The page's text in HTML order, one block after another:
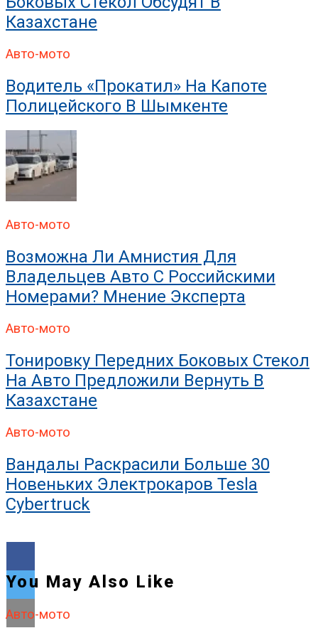
Казахстане
Авто-мото
Водитель «прокатил» На Капоте
Полицейского В Шымкенте
Авто-мото
Возможна Ли Амнистия Для
Владельцев Авто С Российскими
Номерами? Мнение Эксперта
Авто-мото
Тонировку Передних Боковых Стекол
На Авто Предложили Вернуть В
Казахстане
Авто-мото
Вандалы Раскрасили Больше 30
Новеньких Электрокаров Tesla
Cybertruck
You May Also Like
Авто-мото